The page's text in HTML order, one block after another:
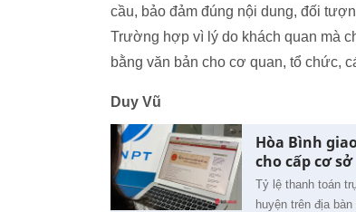
cầu, bảo đảm đúng nội dung, đối
Trường hợp vì lý do khách quan mà
bằng văn bản cho cơ quan, tổ chức,
Duy Vũ
Hòa Bình
cho cấp cơ sở
Tỷ lệ thanh toán
huyện trên địa